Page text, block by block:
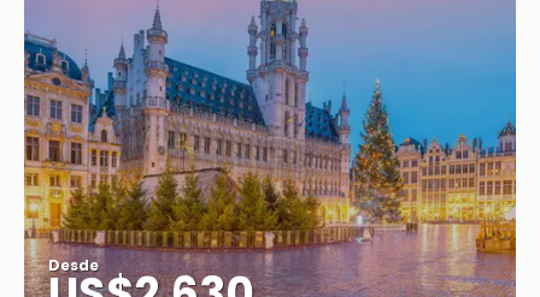
Desde